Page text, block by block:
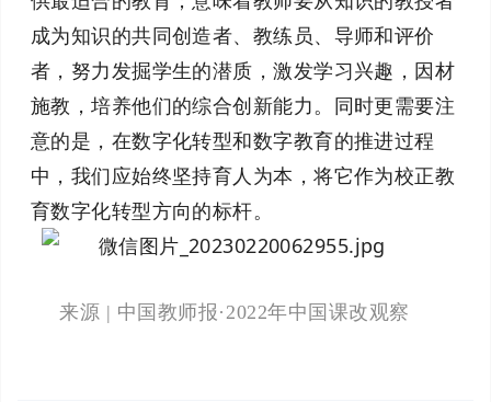
成为知识的共同创造者、教练员、导师和评价
者，努力发掘学生的潜质，激发学习兴趣，因材
施教，培养他们的综合创新能力。同时更需要注
意的是，在数字化转型和数字教育的推进过程
中，我们应始终坚持育人为本，将它作为校正教
育数字化转型方向的标杆。
来源 | 中国教师报·2022年中国课改观察